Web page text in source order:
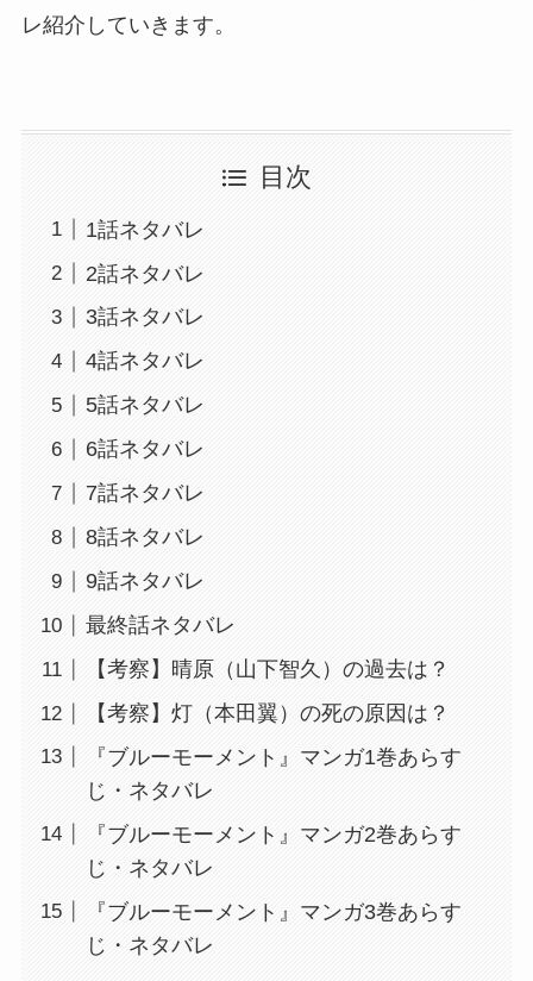
レ紹介していきます。
目次
1話ネタバレ
2話ネタバレ
3話ネタバレ
4話ネタバレ
5話ネタバレ
6話ネタバレ
7話ネタバレ
8話ネタバレ
9話ネタバレ
最終話ネタバレ
【考察】晴原（山下智久）の過去は？
【考察】灯（本田翼）の死の原因は？
『ブルーモーメント』マンガ1巻あらす
じ・ネタバレ
『ブルーモーメント』マンガ2巻あらす
じ・ネタバレ
『ブルーモーメント』マンガ3巻あらす
じ・ネタバレ